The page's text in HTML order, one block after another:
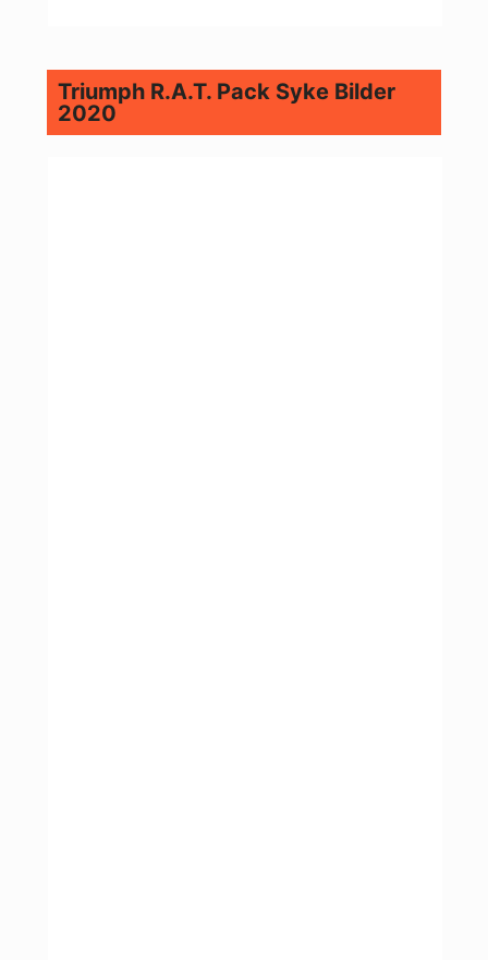
Triumph R.A.T. Pack Syke Bilder
2020